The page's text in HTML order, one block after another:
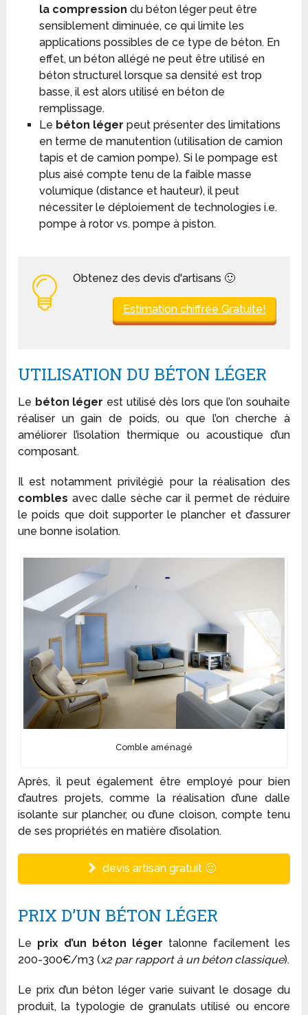
la compression du béton léger peut être
sensiblement diminuée, ce qui limite les
applications possibles de ce type de béton. En
effet, un béton allégé ne peut être utilisé en
béton structurel lorsque sa densité est trop
basse, il est alors utilisé en béton de
remplissage.
Le béton léger peut présenter des limitations
en terme de manutention (utilisation de camion
tapis et de camion pompe). Si le pompage est
plus aisé compte tenu de la faible masse
volumique (distance et hauteur), il peut
nécessiter le déploiement de technologies i.e.
pompe à rotor vs. pompe à piston.
Obtenez des devis d'artisans 🙂
Estimation chiffrée Gratuite!
UTILISATION DU BÉTON LÉGER
Le béton léger est utilisé dès lors que l’on souhaite
réaliser un gain de poids, ou que l’on cherche à
améliorer l’isolation thermique ou acoustique d’un
composant.
Il est notamment privilégié pour la réalisation des
combles avec dalle sèche car il permet de réduire
le poids que doit supporter le plancher et d’assurer
une bonne isolation.
Comble aménagé
Après, il peut également être employé pour bien
d’autres projets, comme la réalisation d’une dalle
isolante sur plancher, ou d’une cloison, compte tenu
de ses propriétés en matière d’isolation.
devis artisan gratuit 🙂
PRIX D’UN BÉTON LÉGER
Le prix d’un béton léger talonne facilement les
200-300€/m3 (x2 par rapport à un béton classique).
Le prix d’un béton léger varie suivant le dosage du
produit, la typologie de granulats utilisé ou encore